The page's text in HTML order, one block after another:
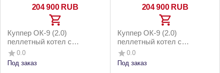
204 900 RUB
Куппер ОК-9 (2.0)
пеллетный котел с
горелкой 26 Комфорт 3.0 и
напольным бункером до
90м2
0.0
Под заказ
204 900 RUB
Куппер ОК-9 (2.0)
пеллетный котел с
горелкой 26 Комфорт 3.0 и
котельным бункером до
90м2
0.0
Под заказ